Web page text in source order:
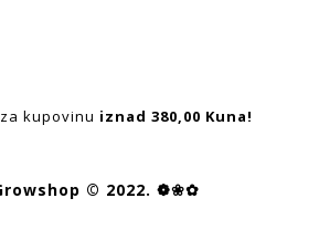
za kupovinu iznad 380,00 Kuna!
© 2022. ❁❀✿